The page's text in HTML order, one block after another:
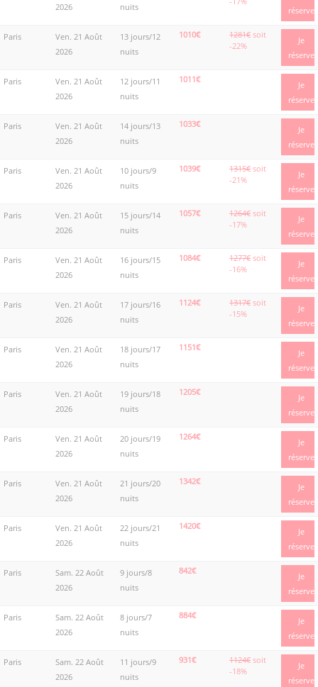
2026 nuits
réserve
Paris
Ven. 21 Août
2026
13 jours/12
nuits
1010€ 1281€ soit
-22%
Je
réserve
Paris
Ven. 21 Août
2026
12 jours/11
nuits
1011€
Je
réserve
Paris
Ven. 21 Août
2026
14 jours/13
nuits
1033€
Je
réserve
Paris
Ven. 21 Août
2026
10 jours/9
nuits
1039€ 1315€ soit
-21%
Je
réserve
Paris
Ven. 21 Août
2026
15 jours/14
nuits
1057€ 1264€ soit
-17%
Je
réserve
Paris
Ven. 21 Août
2026
16 jours/15
nuits
1084€ 1277€ soit
-16%
Je
réserve
Paris
Ven. 21 Août
2026
17 jours/16
nuits
1124€ 1317€ soit
-15%
Je
réserve
Paris
Ven. 21 Août
2026
18 jours/17
nuits
1151€
Je
réserve
Paris
Ven. 21 Août
2026
19 jours/18
nuits
1205€
Je
réserve
Paris
Ven. 21 Août
2026
20 jours/19
nuits
1264€
Je
réserve
Paris
Ven. 21 Août
2026
21 jours/20
nuits
1342€
Je
réserve
Paris
Ven. 21 Août
2026
22 jours/21
nuits
1420€
Je
réserve
Paris
Sam. 22 Août
2026
9 jours/8
nuits
842€
Je
réserve
Paris
Sam. 22 Août
2026
8 jours/7
nuits
884€
Je
réserve
Paris
Sam. 22 Août
2026
11 jours/9
nuits
931€ 1124€ soit
-18%
Je
réserve